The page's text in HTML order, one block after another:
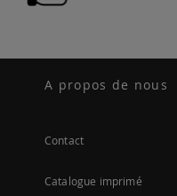
A propos de nous
Contact
Catalogue imprimé